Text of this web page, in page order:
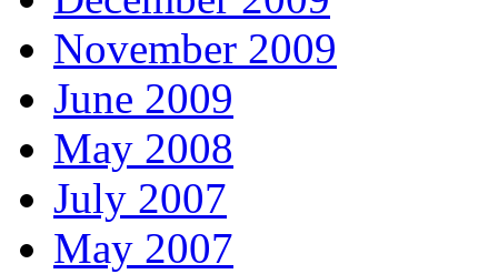
November 2009
June 2009
May 2008
July 2007
May 2007